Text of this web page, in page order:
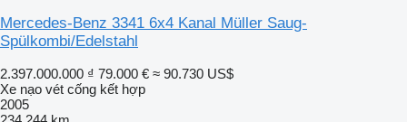
Mercedes-Benz 3341 6x4 Kanal Müller Saug-
Spülkombi/Edelstahl
2.397.000.000 ₫ 79.000 € ≈ 90.730 US$
Xe nạo vét cống kết hợp
2005